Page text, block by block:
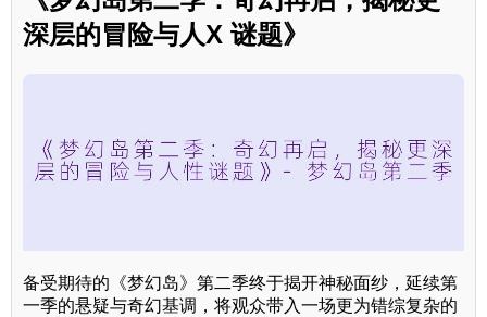
深层的冒险与人X 谜题》
备受期待的《梦幻岛》第二季终于揭开神秘面纱，延续第
一季的悬疑与奇幻基调，将观众带入一场更为错综复杂的